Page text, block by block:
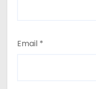
Email *